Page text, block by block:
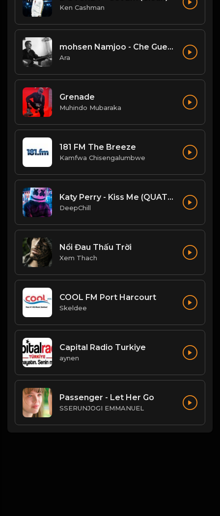
Ken Cashman
mohsen Namjoo - Che Guevara . محسن نامجو چه گوارا
Ara
Grenade
Muhindo Mubaraka
181 FM The Breeze
Kamfwa Chisengalumbwe
Katy Perry - Kiss Me (QUATTROTEQUE Remix)
DeepChill
Nổi Đau Thấu Trời
Xem Thach
COOL FM Port Harcourt
Skeldee
Capital Radio Turkiye
aynen
Passenger - Let Her Go
SSERUNJOGI EMMANUEL